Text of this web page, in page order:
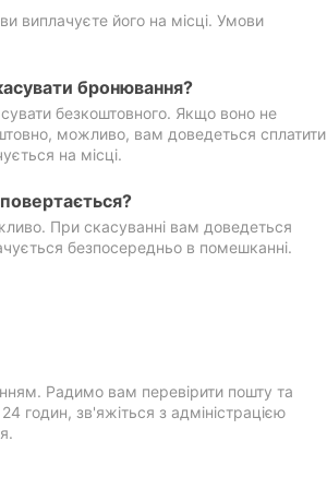
виплачуєте його на місці. Умови
бронювання?
безкоштовного. Якщо воно не
можливо, вам доведеться сплатити
на місці.
При скасуванні вам доведеться
безпосередньо в помешканні.
Радимо вам перевірити пошту та
годин, зв'яжіться з адміністрацією